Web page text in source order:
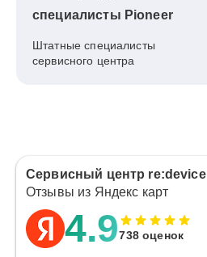
специалисты Pioneer
Штатные специалисты
сервисного центра
Сервисный центр re:device
Отзывы из Яндекс карт
4.9738 оценок